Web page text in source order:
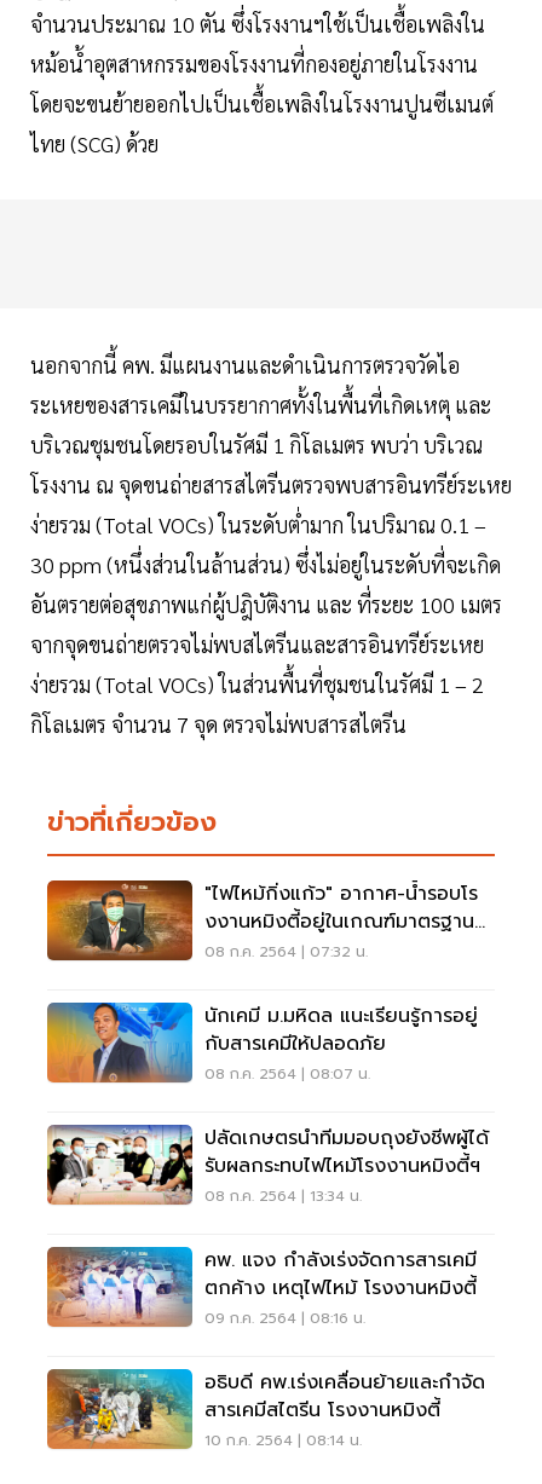
จำนวนประมาณ 10 ตัน ซึ่งโรงงานฯใช้เป็นเชื้อเพลิงใน
หม้อน้ำอุตสาหกรรมของโรงงานที่กองอยู่ภายในโรงงาน
โดยจะขนย้ายออกไปเป็นเชื้อเพลิงในโรงงานปูนซีเมนต์
ไทย (SCG) ด้วย
นอกจากนี้ คพ. มีแผนงานและดำเนินการตรวจวัดไอ
ระเหยของสารเคมีในบรรยากาศทั้งในพื้นที่เกิดเหตุ และ
บริเวณชุมชนโดยรอบในรัศมี 1 กิโลเมตร พบว่า บริเวณ
โรงงาน ณ จุดขนถ่ายสารสไตรีนตรวจพบสารอินทรีย์ระเหย
ง่ายรวม (Total VOCs) ในระดับต่ำมาก ในปริมาณ 0.1 –
30 ppm (หนึ่งส่วนในล้านส่วน) ซึ่งไม่อยู่ในระดับที่จะเกิด
อันตรายต่อสุขภาพแก่ผู้ปฎิบัติงาน และ ที่ระยะ 100 เมตร
จากจุดขนถ่ายตรวจไม่พบสไตรีนและสารอินทรีย์ระเหย
ง่ายรวม (Total VOCs) ในส่วนพื้นที่ชุมชนในรัศมี 1 – 2
กิโลเมตร จำนวน 7 จุด ตรวจไม่พบสารสไตรีน
ข่าวที่เกี่ยวข้อง
"ไฟไหม้กิ่งแก้ว" อากาศ-น้ำรอบโร
งงานหมิงตี้อยู่ในเกณฑ์มาตรฐาน
ปลอดภัย
08 ก.ค. 2564 | 07:32 น.
นักเคมี ม.มหิดล แนะเรียนรู้การอยู่
กับสารเคมีให้ปลอดภัย
08 ก.ค. 2564 | 08:07 น.
ปลัดเกษตรนำทีมมอบถุงยังชีพผู้ได้
รับผลกระทบไฟไหม้โรงงานหมิงตี้ฯ
08 ก.ค. 2564 | 13:34 น.
คพ. แจง กำลังเร่งจัดการสารเคมี
ตกค้าง เหตุไฟไหม้ โรงงานหมิงตี้
09 ก.ค. 2564 | 08:16 น.
อธิบดี คพ.เร่งเคลื่อนย้ายและกำจัด
สารเคมีสไตรีน โรงงานหมิงตี้
10 ก.ค. 2564 | 08:14 น.